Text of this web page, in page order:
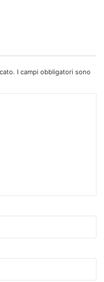
I campi obbligatori sono